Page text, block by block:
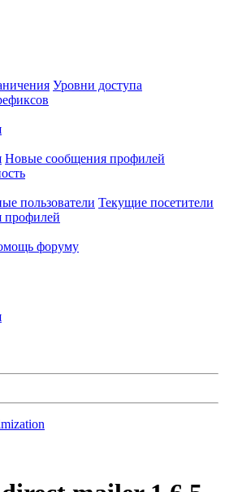
Уровни доступа
Новые сообщения профилей
пользователи Текущие посетители
профилей
форуму